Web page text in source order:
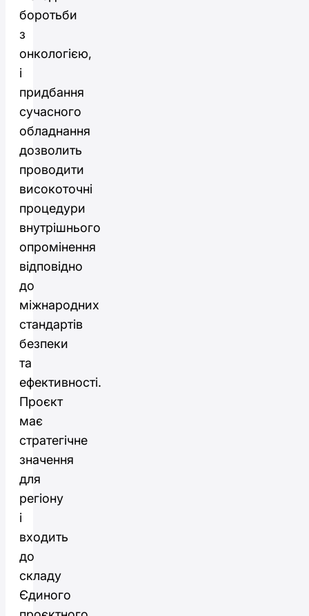
боротьби
з
онкологією,
і
придбання
сучасного
обладнання
дозволить
проводити
високоточні
процедури
внутрішнього
опромінення
відповідно
до
міжнародних
стандартів
безпеки
та
ефективності.
Проєкт
має
стратегічне
значення
для
регіону
і
входить
до
складу
Єдиного